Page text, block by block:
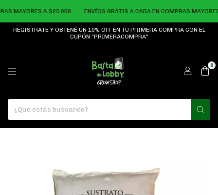
MAYORES A $25.000. ENVÍOS GRATIS A CABA EN COMPRAS MAYORES
REGISTRATE Y OBTENÉ UN 10% OFF EN TU PRIMERA COMPRA CON EL
CUPÓN "PRIMERACOMPRA"
0